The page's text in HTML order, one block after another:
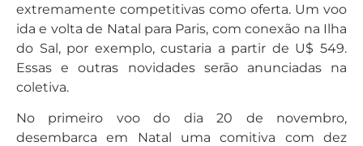
extremamente competitivas como oferta. Um voo
ida e volta de Natal para Paris, com conexão na Ilha
do Sal, por exemplo, custaria a partir de U$ 549.
Essas e outras novidades serão anunciadas na
coletiva.
No primeiro voo do dia 20 de novembro,
desembarca em Natal uma comitiva com dez